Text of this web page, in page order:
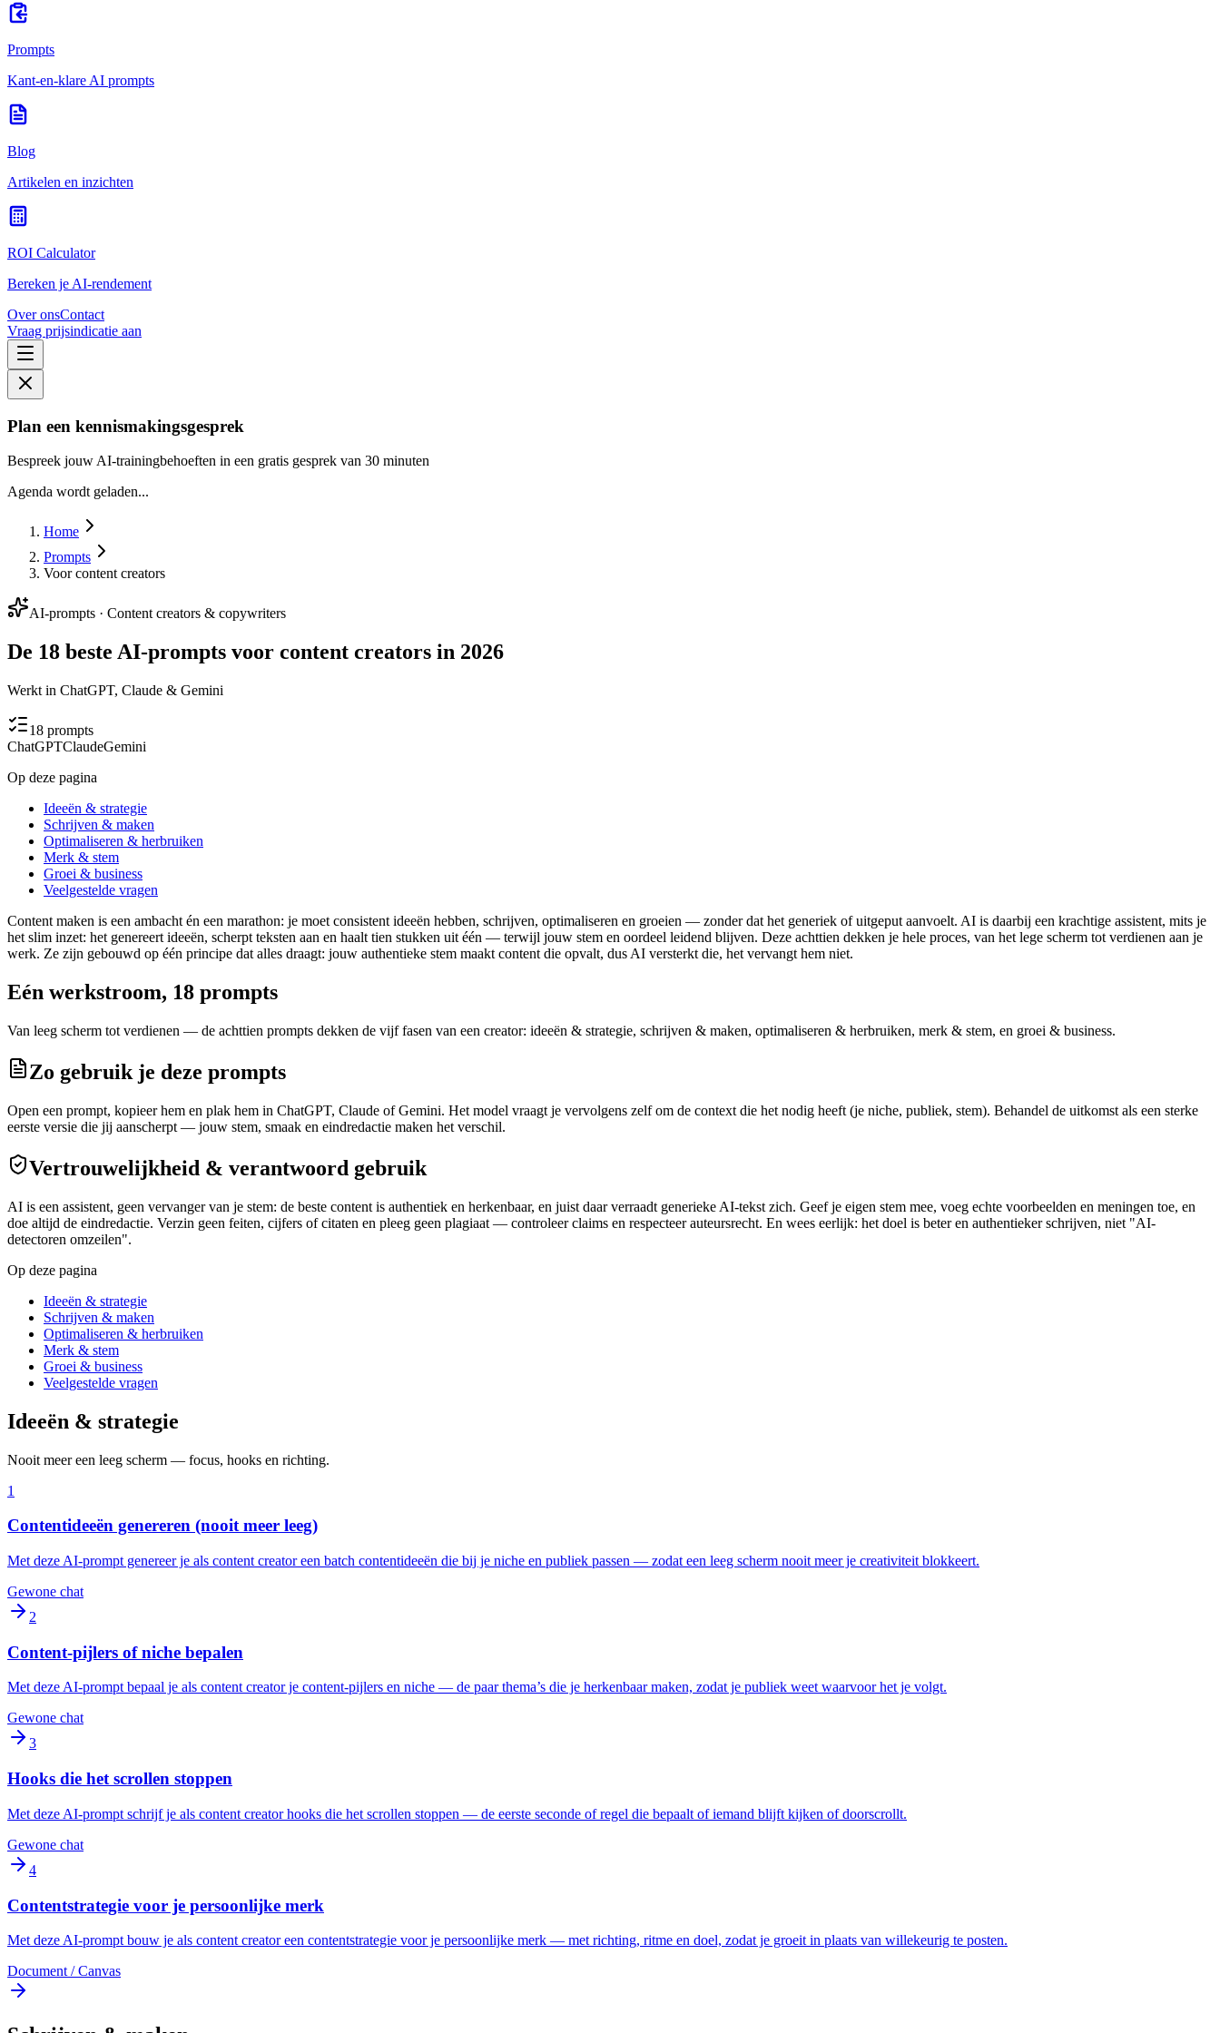
Prompts
Kant-en-klare AI prompts
Blog
Artikelen en inzichten
ROI Calculator
Bereken je AI-rendement
Over onsContact
Vraag prijsindicatie aan
Plan een kennismakingsgesprek
Bespreek jouw AI-trainingbehoeften in een gratis gesprek van 30 minuten
Agenda wordt geladen...
Home
Prompts
Voor content creators
AI-prompts · Content creators & copywriters
De 18 beste AI-prompts voor content creators in 2026
Werkt in ChatGPT, Claude & Gemini
18 prompts
ChatGPTClaudeGemini
Op deze pagina
Ideeën & strategie
Schrijven & maken
Optimaliseren & herbruiken
Merk & stem
Groei & business
Veelgestelde vragen
Content maken is een ambacht én een marathon: je moet consistent ideeën hebben, schrijven, optimaliseren en groeien — zonder dat het generiek of uitgeput aanvoelt. AI is daarbij een krachtige assistent, mits je
het slim inzet: het genereert ideeën, scherpt teksten aan en haalt tien stukken uit één — terwijl jouw stem en oordeel leidend blijven. Deze achttien dekken je hele proces, van het lege scherm tot verdienen aan je
werk. Ze zijn gebouwd op één principe dat alles draagt: jouw authentieke stem maakt content die opvalt, dus AI versterkt die, het vervangt hem niet.
Eén werkstroom, 18 prompts
Van leeg scherm tot verdienen — de achttien prompts dekken de vijf fasen van een creator: ideeën & strategie, schrijven & maken, optimaliseren & herbruiken, merk & stem, en groei & business.
Zo gebruik je deze prompts
Open een prompt, kopieer hem en plak hem in ChatGPT, Claude of Gemini. Het model vraagt je vervolgens zelf om de context die het nodig heeft (je niche, publiek, stem). Behandel de uitkomst als een sterke
eerste versie die jij aanscherpt — jouw stem, smaak en eindredactie maken het verschil.
Vertrouwelijkheid & verantwoord gebruik
AI is een assistent, geen vervanger van je stem: de beste content is authentiek en herkenbaar, en juist daar verraadt generieke AI-tekst zich. Geef je eigen stem mee, voeg echte voorbeelden en meningen toe, en
doe altijd de eindredactie. Verzin geen feiten, cijfers of citaten en pleeg geen plagiaat — controleer claims en respecteer auteursrecht. En wees eerlijk: het doel is beter en authentieker schrijven, niet "AI-
detectoren omzeilen".
Op deze pagina
Ideeën & strategie
Schrijven & maken
Optimaliseren & herbruiken
Merk & stem
Groei & business
Veelgestelde vragen
Ideeën & strategie
Nooit meer een leeg scherm — focus, hooks en richting.
1
Contentideeën genereren (nooit meer leeg)
Met deze AI-prompt genereer je als content creator een batch contentideeën die bij je niche en publiek passen — zodat een leeg scherm nooit meer je creativiteit blokkeert.
Gewone chat
2
Content-pijlers of niche bepalen
Met deze AI-prompt bepaal je als content creator je content-pijlers en niche — de paar thema’s die je herkenbaar maken, zodat je publiek weet waarvoor het je volgt.
Gewone chat
3
Hooks die het scrollen stoppen
Met deze AI-prompt schrijf je als content creator hooks die het scrollen stoppen — de eerste seconde of regel die bepaalt of iemand blijft kijken of doorscrollt.
Gewone chat
4
Contentstrategie voor je persoonlijke merk
Met deze AI-prompt bouw je als content creator een contentstrategie voor je persoonlijke merk — met richting, ritme en doel, zodat je groeit in plaats van willekeurig te posten.
Document / Canvas